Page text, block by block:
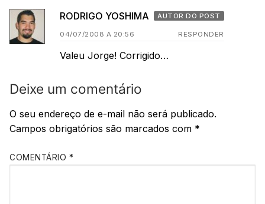
RODRIGO YOSHIMA AUTOR DO POST
04/07/2008 A 20:56 RESPONDER
Valeu Jorge! Corrigido…
Deixe um comentário
O seu endereço de e-mail não será publicado.
Campos obrigatórios são marcados com *
COMENTÁRIO *